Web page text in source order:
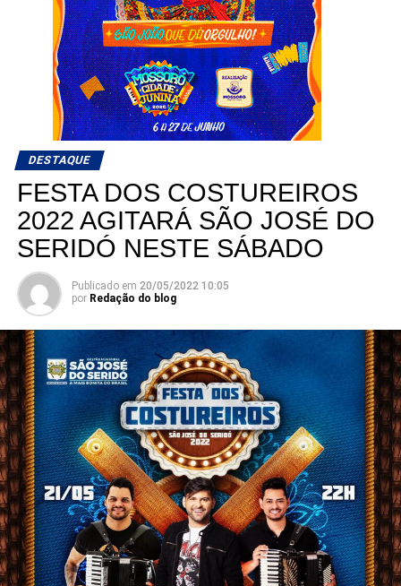
DESTAQUE
FESTA DOS COSTUREIROS
2022 AGITARÁ SÃO JOSÉ DO
SERIDÓ NESTE SÁBADO
Publicado em 20/05/2022 10:05
por Redação do blog